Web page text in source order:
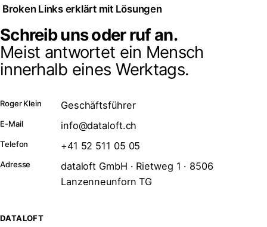
Broken Links erklärt mit Lösungen
Schreib uns oder ruf an.
Meist antwortet ein Mensch
innerhalb eines Werktags.
Roger Klein Geschäftsführer
E-Mail info@dataloft.ch
Telefon +41 52 511 05 05
Adresse
dataloft GmbH · Rietweg 1 · 8506
Lanzenneunforn TG
DATALOFT